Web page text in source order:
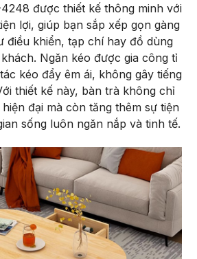
được thiết kế thông minh với
lợi, giúp bạn sắp xếp gọn gàng
điều khiển, tạp chí hay đồ dùng
Ngăn kéo được gia công tỉ
kéo đẩy êm ái, không gây tiếng
thiết kế này, bàn trà không chỉ
đại mà còn tăng thêm sự tiện
sống luôn ngăn nắp và tinh tế.